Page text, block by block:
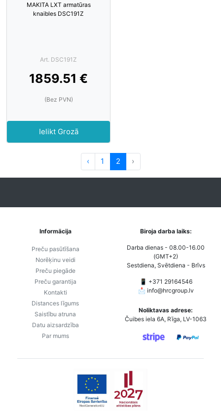
MAKITA LXT armatūras
knaibles DSC191Z
Art. DSC191Z
1859.51 €
(Bez PVN)
Ielikt Grozā
‹ 1 2 ›
Informācija
Preču pasūtīšana
Norēķinu veidi
Preču piegāde
Preču garantija
Kontakti
Distances līgums
Saistību atruna
Datu aizsardzība
Par mums
Biroja darba laiks:
Darba dienas - 08.00-16.00
(GMT+2)
Sestdiena, Svētdiena - Brīvs
📱 +371 29164546
📩 info@hrcgroup.lv
Noliktavas adrese:
Čuibes iela 6A, Rīga, LV-1063